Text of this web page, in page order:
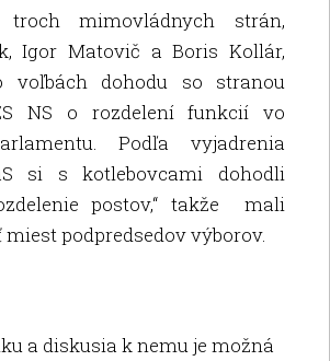
troch mimovládnych strán,
Igor Matovič a Boris Kollár,
voľbách dohodu so stranou
NS o rozdelení funkcií vo
Podľa vyjadrenia
si s kotlebovcami dohodli
postov,“ takže mali
miest podpredsedov výborov.
a diskusia k nemu je možná